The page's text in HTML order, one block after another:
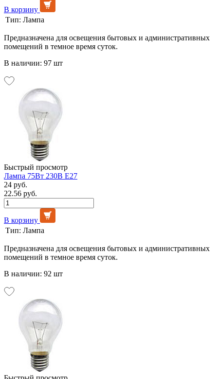
В корзину
Тип: Лампа
Предназначена для освещения бытовых и административных
помещений в темное время суток.
В наличии: 97 шт
Быстрый просмотр
Лампа 75Вт 230В Е27
24 руб.
22.56 руб.
В корзину
Тип: Лампа
Предназначена для освещения бытовых и административных
помещений в темное время суток.
В наличии: 92 шт